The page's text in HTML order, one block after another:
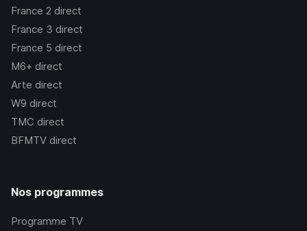
France 2 direct
France 3 direct
France 5 direct
M6+ direct
Arte direct
W9 direct
TMC direct
BFMTV direct
Nos programmes
Programme TV